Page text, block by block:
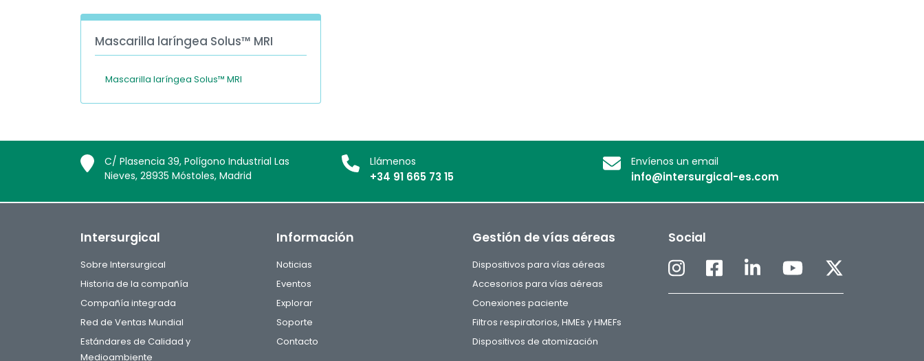
Mascarilla laríngea Solus™ MRI
Mascarilla laríngea Solus™ MRI
C/ Plasencia 39, Polígono Industrial Las
Nieves, 28935 Móstoles, Madrid
Llámenos
+34 91 665 73 15
Envíenos un email
info@intersurgical-es.com
Intersurgical
Sobre Intersurgical
Historia de la compañía
Compañía integrada
Red de Ventas Mundial
Estándares de Calidad y
Medioambiente
Información
Noticias
Eventos
Explorar
Soporte
Contacto
Gestión de vías aéreas
Dispositivos para vías aéreas
Accesorios para vías aéreas
Conexiones paciente
Filtros respiratorios, HMEs y HMEFs
Dispositivos de atomización
Social